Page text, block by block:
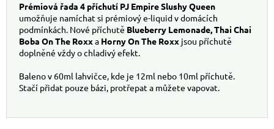
Prémiová řada 4 příchutí PJ Empire Slushy Queen
umožňuje namíchat si prémiový e-liquid v domácích
podmínkách. Nové příchutě Blueberry Lemonade, Thai Chai
Boba On The Roxxa Horny On The Roxx jsou příchutě
doplněné vždy o chladivý efekt.
Baleno v 60ml lahvičce, kde je 12ml nebo 10ml příchutě.
Stačí přidat pouze bázi, protřepat a můžete vapovat.